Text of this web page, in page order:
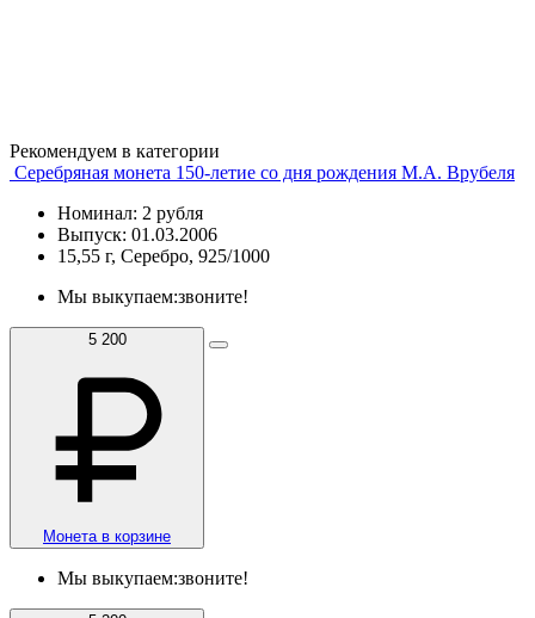
Рекомендуем в категории
Серебряная монета 150-летие со дня рождения М.А. Врубеля
Номинал: 2 рубля
Выпуск: 01.03.2006
15,55 г, Серебро, 925/1000
Мы выкупаем:звоните!
5 200
Монета в корзине
Мы выкупаем:звоните!